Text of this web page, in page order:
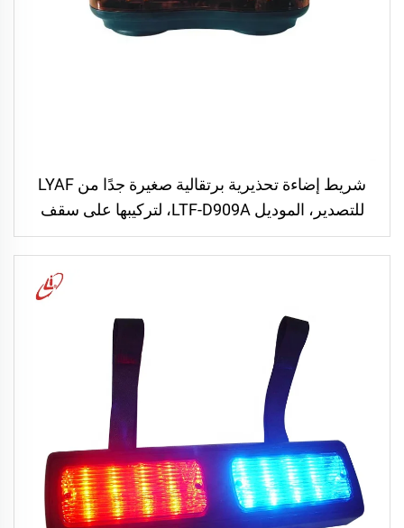
شريط إضاءة تحذيرية برتقالية صغيرة جدًا من LYAF
للتصدير، الموديل LTF-D909A، لتركيبها على سقف
السيارة، وتشمل مصابيح LED برتقالية للاستخدام
الطارئ في شاحنات الجرافة والمركبات التحذيرية